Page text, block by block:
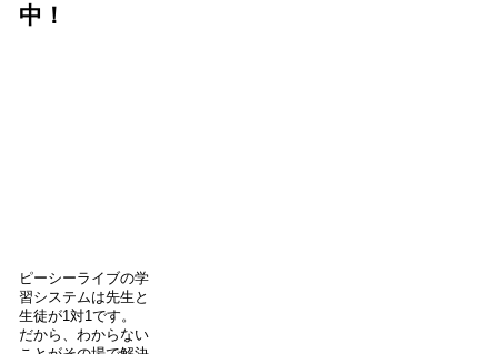
中！
ピーシーライブの学
習システムは先生と
生徒が1対1です。
だから、わからない